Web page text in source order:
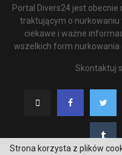
Portal Divers24 jest
traktującym o nurkowaniu
ciekawe i ważne
wszelkich form nurkowania
Skontaktuj
Strona korzysta z plików